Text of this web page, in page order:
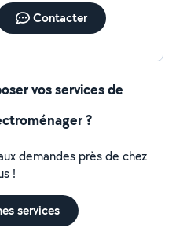
Contacter
vos services de
?
demandes près de chez
!
services